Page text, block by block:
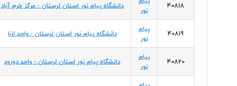
40818
نور
دانشگاه پیام نور استان لرستان - مرکز خرم آباد
40819
پیام
نور
دانشگاه پیام نور استان لرستان - واحد ازنا
40820
پیام
نور
دانشگاه پیام نور استان لرستان - واحد دورود